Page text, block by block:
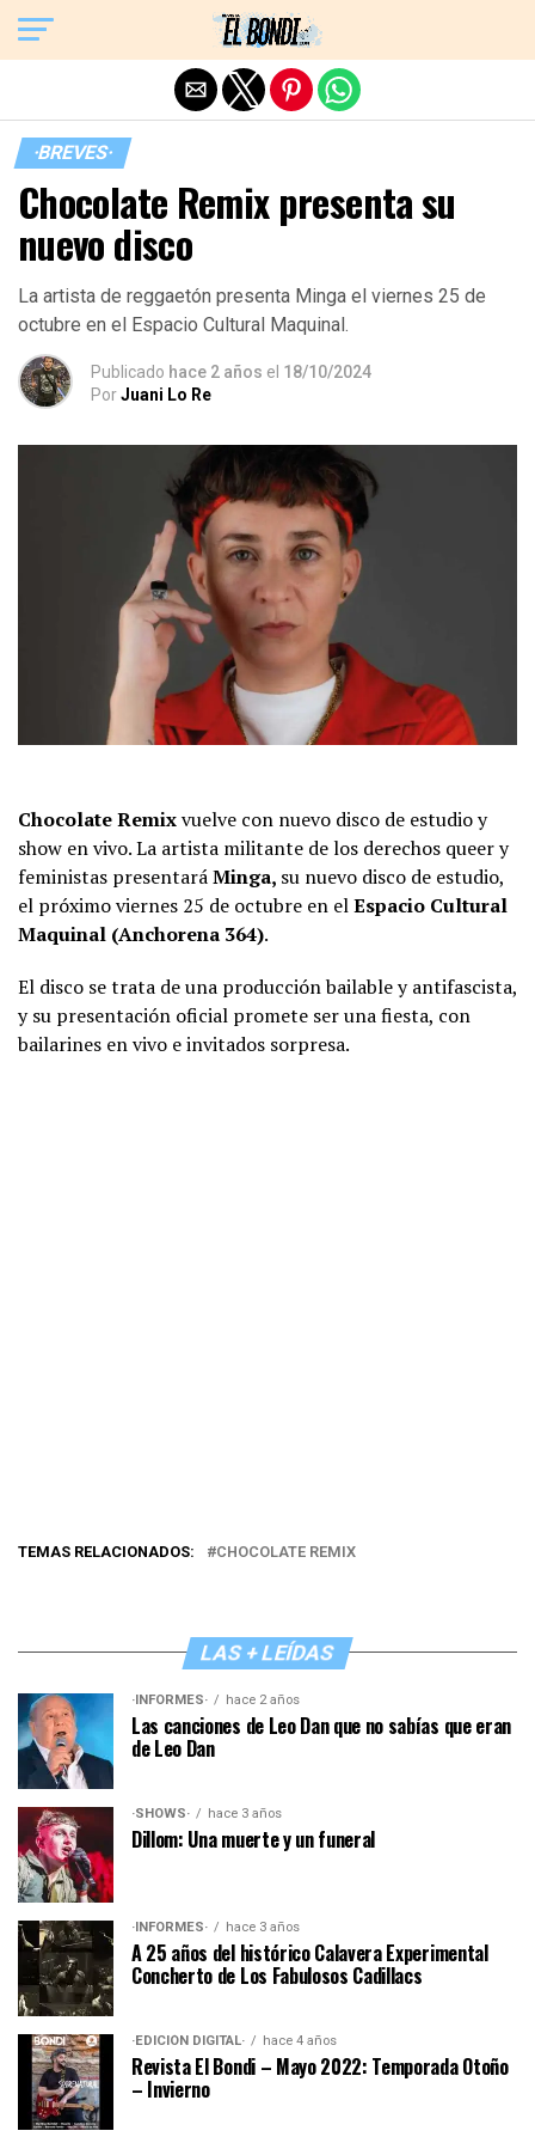
·BREVES·
Chocolate Remix presenta su
nuevo disco
La artista de reggaetón presenta Minga el viernes 25 de
octubre en el Espacio Cultural Maquinal.
Publicado hace 2 años el 18/10/2024
PorJuani Lo Re
Chocolate Remixvuelve con nuevo disco de estudio y
show en vivo. La artista militante de los derechos queer y
feministas presentaráMinga, su nuevo disco de estudio,
el próximo viernes 25 de octubre en elEspacio Cultural
Maquinal (Anchorena 364).
El disco se trata de una producción bailable y antifascista,
y su presentación oficial promete ser una fiesta, con
bailarines en vivo e invitados sorpresa.
TEMAS RELACIONADOS: CHOCOLATE REMIX
LAS + LEÍDAS
·INFORMES· hace 2 años
Las canciones de Leo Dan que no sabías que eran
de Leo Dan
·SHOWS· hace 3 años
Dillom: Una muerte y un funeral
·INFORMES· hace 3 años
A 25 años del histórico Calavera Experimental
Concherto de Los Fabulosos Cadillacs
·EDICIÓN DIGITAL· hace 4 años
Revista El Bondi – Mayo 2022: Temporada Otoño
– Invierno
Exit mobile version